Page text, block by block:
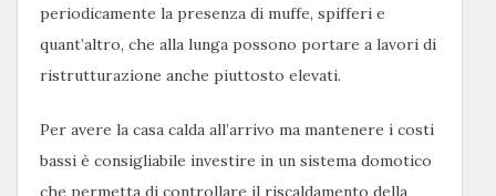
periodicamente la presenza di muffe, spifferi e
quant’altro, che alla lunga possono portare a lavori di
ristrutturazione anche piuttosto elevati.
Per avere la casa calda all’arrivo ma mantenere i costi
bassi è consigliabile investire in un sistema domotico
che permetta di controllare il riscaldamento della